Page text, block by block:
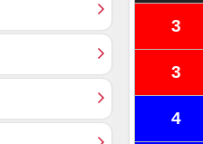
3
3
4